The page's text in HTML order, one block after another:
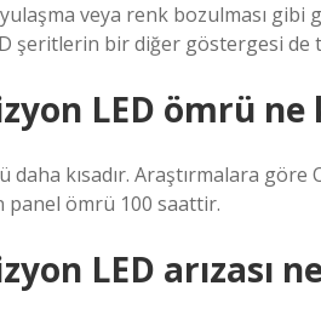
veya renk bozulması gibi
şeritlerin bir diğer göstergesi de
LED ömrü ne
daha kısadır. Araştırmalara
panel ömrü 100 saattir.
LED arızası